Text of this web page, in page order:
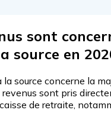
sont
source en
source concerne la
revenus sont pris
de retraite,